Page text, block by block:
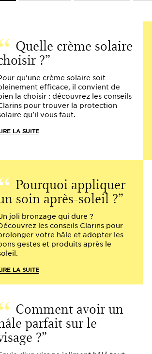
Quelle crème solaire
?
qu'une crème solaire soit
efficace, il convient de
la choisir : découvrez les conseils
pour trouver la protection
qu'il vous faut.
LA SUITE
Pourquoi appliquer
soin après-soleil ?
joli bronzage qui dure ?
les conseils Clarins pour
votre hâle et adopter les
gestes et produits après le
LA SUITE
Comment avoir un
parfait sur le
?